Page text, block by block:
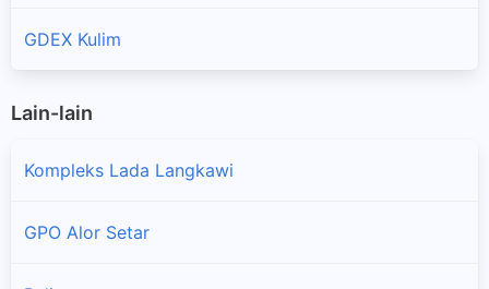
GDEX Kulim
Lain-lain
Kompleks Lada Langkawi
GPO Alor Setar